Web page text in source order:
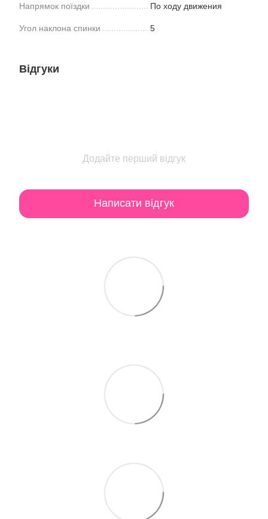
Напрямок поїздки По ходу движения
Угол наклона спинки 5
Відгуки
Додайте перший відгук
Написати відгук